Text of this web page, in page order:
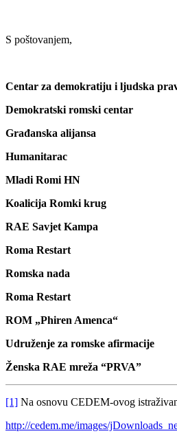
S poštovanjem,
Centar za demokratiju i
Demokratski
Građanska
Mladi
Koalicija Romki krug
RAE Savjet Kampa
Roma Restart
Romska nada
Roma Restart
ROM „Phiren Amenca“
Udruženje za romske afirmacije
Ženska RAE mreža “PRVA”
[1] Na osnovu CEDEM-ovog
http://cedem.me/images/